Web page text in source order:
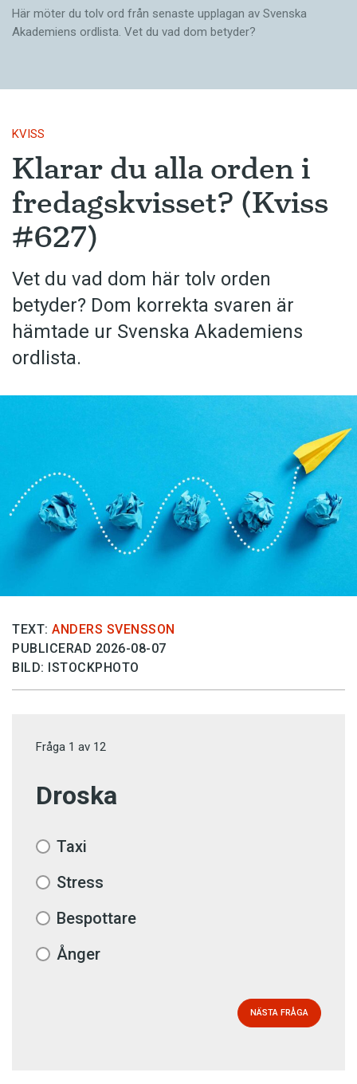
Här möter du tolv ord från senaste upplagan av Svenska
Akademiens ordlista. Vet du vad dom betyder?
KVISS
Klarar du alla orden i
fredagskvisset? (Kviss
#627)
Vet du vad dom här tolv orden
betyder? Dom korrekta svaren är
hämtade ur Svenska Akademiens
ordlista.
TEXT: ANDERS SVENSSON
PUBLICERAD 2026-08-07
BILD: ISTOCKPHOTO
Fråga 1 av 12
Droska
Taxi
Stress
Bespottare
Ånger
NÄSTA FRÅGA